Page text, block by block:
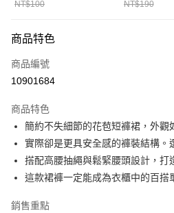
全盈+PAY
大哥付你分期
【大哥付你分期使用說明】
1.本服務由台灣大哥大提供，台灣大哥大用
流程，驗證手機門號後，選擇欲分期的期
成交易。
3.實際核准額度、可分期數及費用金額請依
4.訂單成立30分鐘內，如未前往確認交易
法說明評估內容。
【繳款方式說明】
醒簡訊。
AFTEE先享後付
【關於「AFTEE先享後付」】
AFTEE先享後付是「在收到商品之後才付
便利好安心！
１．簡單：不需註冊會員、不需綁卡、不
２．便利：只要手機號碼，簡訊認證，即
３．安心：先確認商品／服務後，再付款。
１．於結帳方式選擇「AFTEE先享後付」
ATM付款
全家取貨付款
U582眼圈熊中大尺碼
NT$100
6L)-Q155眼
NT$190
商品特色
商品編號
10901684
商品特色
簡約不失細節的花苞短褲裙，外觀
實際卻是更具安全感的褲裝結構。
搭配高腰抽繩與鬆緊腰頭設計，打
這款裙褲一定能成為衣櫃中的百搭
銷售重點